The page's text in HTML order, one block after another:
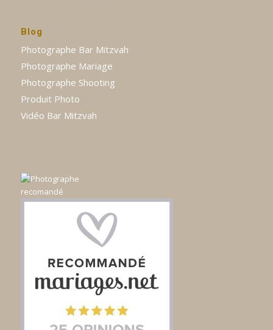
Blog
Photographe Bar Mitzvah
Photographe Mariage
Photographe Shooting
Produit Photo
Vidéo Bar Mitzvah